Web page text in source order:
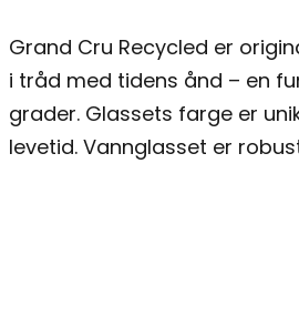
Grand Cru Recycled er
i tråd med tidens ånd – en
grader. Glassets farge er
levetid. Vannglasset er